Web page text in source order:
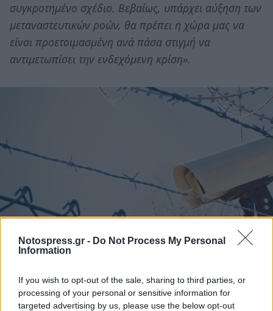
Notospress.gr - Do Not Process My Personal
Information
If you wish to opt-out of the sale, sharing to third parties, or
processing of your personal or sensitive information for
targeted advertising by us, please use the below opt-out
συγκροτημένο σχέδιο. Βεβαίως, υπάρχει αύξηση των
μεταναστευτικών ροών, θα πρέπει η χώρα μας να
είναι προετοιμασμένη ανά πάσα στιγμή να
αντιμετωπίσει την ενδεχόμενη κρίση».